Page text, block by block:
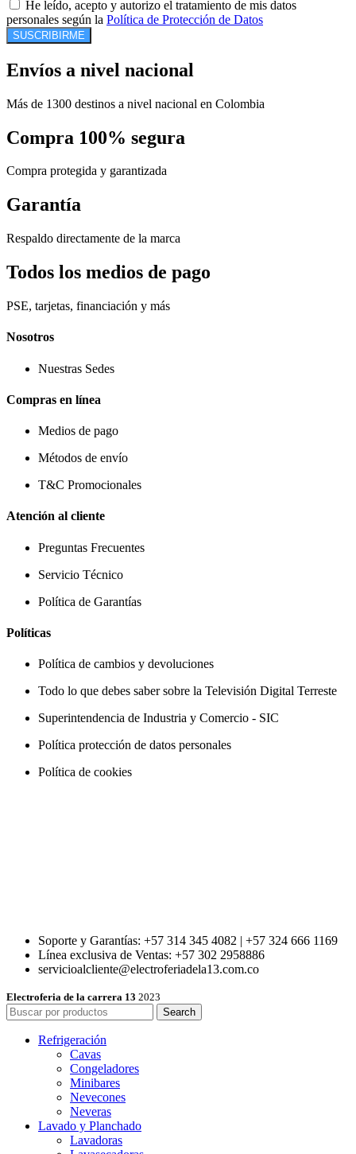
He leído, acepto y autorizo el tratamiento de mis datos
personales según la Política de Protección de Datos
SUSCRIBIRME
Envíos a nivel nacional
Más de 1300 destinos a nivel nacional en Colombia
Compra 100% segura
Compra protegida y garantizada
Garantía
Respaldo directamente de la marca
Todos los medios de pago
PSE, tarjetas, financiación y más
Nosotros
Nuestras Sedes
Compras en línea
Medios de pago
Métodos de envío
T&C Promocionales
Atención al cliente
Preguntas Frecuentes
Servicio Técnico
Política de Garantías
Políticas
Política de cambios y devoluciones
Todo lo que debes saber sobre la Televisión Digital Terreste
Superintendencia de Industria y Comercio - SIC
Política protección de datos personales
Política de cookies
Soporte y Garantías: +57 314 345 4082 | +57 324 666 1169
Línea exclusiva de Ventas: +57 302 2958886
servicioalcliente@electroferiadela13.com.co
Electroferia de la carrera 13 2023
Search
Refrigeración
Cavas
Congeladores
Minibares
Nevecones
Neveras
Lavado y Planchado
Lavadoras